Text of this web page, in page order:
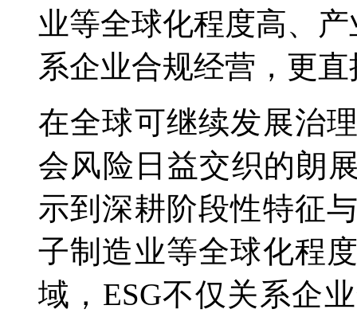
业等全球化程度高、
系企业合规经营，更直
在全球可继续发展治
会风险日益交织的朗
示到深耕阶段性特征
子制造业等全球化程
域，ESG不仅关系企